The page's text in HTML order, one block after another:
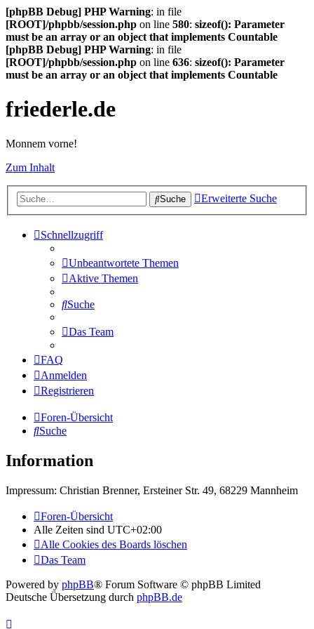
[phpBB Debug] PHP Warning: in file
[ROOT]/phpbb/session.php on line 580: sizeof(): Parameter
must be an array or an object that implements Countable
[phpBB Debug] PHP Warning: in file
[ROOT]/phpbb/session.php on line 636: sizeof(): Parameter
must be an array or an object that implements Countable
friederle.de
Monnem vorne!
Zum Inhalt
Suche Erweiterte Suche
Schnellzugriff
Unbeantwortete Themen
Aktive Themen
Suche
Das Team
FAQ
Anmelden
Registrieren
Foren-Übersicht
Suche
Information
Impressum: Christian Brenner, Ersteiner Str. 49, 68229 Mannheim
Foren-Übersicht
Alle Zeiten sind UTC+02:00
Alle Cookies des Boards löschen
Das Team
Powered by phpBB® Forum Software © phpBB Limited
Deutsche Übersetzung durch phpBB.de